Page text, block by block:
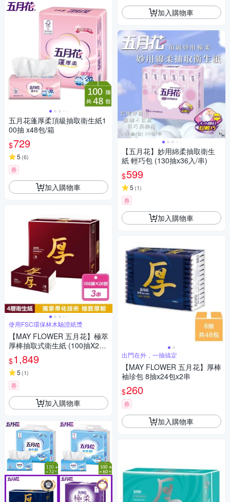
五月花蓬厚柔頂級抽取衛生紙1
00抽 x48包/箱
$729
5 (6)
券
加入購物車
使用FSC環保林木驗證紙漿
【MAY FLOWER 五月花】極萃
厚棒抽取式衛生紙 (100抽X20
入X3串/箱)
$1,849
5 (1)
券
加入購物車
加入購物車
【五月花】妙用綿柔抽取衛生
紙 輕巧包 (130抽x36入/串)
$599
5 (1)
券
加入購物車
出門在外，一抽搞定
【MAY FLOWER 五月花】厚棒
袖珍包 8抽x24包x2串
$260
券
加入購物車